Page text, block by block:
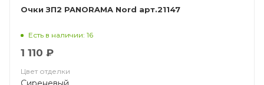
Очки ЗП2 PANORAMA Nord арт.21147
Есть в наличии: 16
1 110 ₽
Цвет отделки